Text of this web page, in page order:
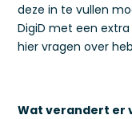
deze in te vullen
DigiD met een
hier vragen over
Wat verandert er